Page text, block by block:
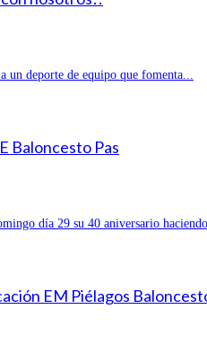
un deporte de equipo que fomenta...
Baloncesto Pas
día 29 su 40 aniversario
EM Piélagos